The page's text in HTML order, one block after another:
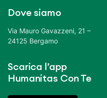
Dove siamo
Via Mauro Gavazzeni, 21 –
24125 Bergamo
Scarica l’app
Humanitas Con Te